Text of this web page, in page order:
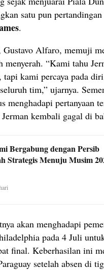
satu pun
.
Gustavo Alfaro, memuji
menyerah. “Kami tahu
tapi kami percaya pada
tim,” ujarnya.
menghadapi pertanyaan
Jerman kembali gagal di
Bergabung dengan Persib
Strategis Menuju Musim
akan menghadapi
pada 4 Juli
final. Keberhasilan ini
setelah absen di